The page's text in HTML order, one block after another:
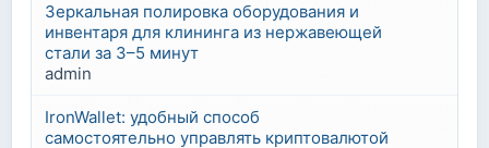
Зеркальная полировка оборудования и
инвентаря для клининга из нержавеющей
стали за 3–5 минут
admin
IronWallet: удобный способ
самостоятельно управлять криптовалютой